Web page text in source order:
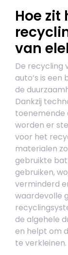
Hoe zit
van
De recycling
auto’s is
de
Dankzij
toenemende
worden er
voor het
materialen
gebruikte
gebruiken,
verminderd
waardevolle
de algehele
en helpt om
te verkleinen.